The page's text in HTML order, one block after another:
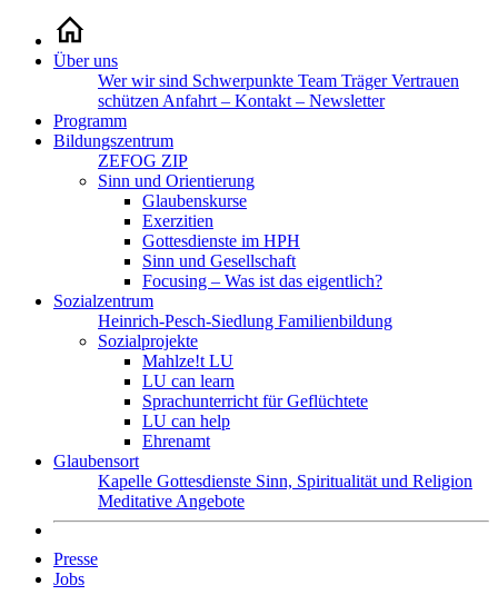
Über uns
Wer wir sind Schwerpunkte Team TrägerVertrauen
schützen Anfahrt – Kontakt – Newsletter
Programm
Bildungszentrum
ZEFOG ZIP
Sinn und Orientierung
Glaubenskurse
Exerzitien
Gottesdienste im HPH
Sinn und Gesellschaft
Focusing – Was ist das eigentlich?
Sozialzentrum
Heinrich-Pesch-Siedlung Familienbildung
Sozialprojekte
Mahlze!t LU
LU can learn
Sprachunterricht für Geflüchtete
LU can help
Ehrenamt
Glaubensort
Kapelle Gottesdienste Sinn, Spiritualität und Religion
Meditative Angebote
Presse
Jobs